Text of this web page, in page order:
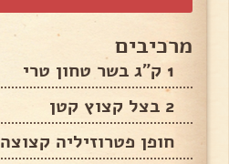
מרכיבים
1 ק"ג בשר טחון טרי
2 בצל קצוץ קטן
חופן פטרוזיליה קצוצה